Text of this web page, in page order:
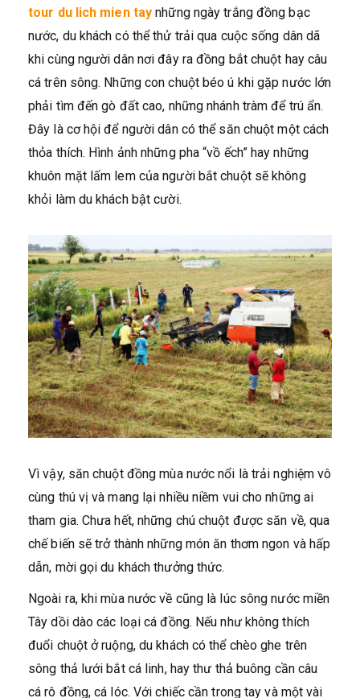
tour du lich mien tay những ngày trắng đồng bạc
nước, du khách có thể thử trải qua cuộc sống dân dã
khi cùng người dân nơi đây ra đồng bắt chuột hay câu
cá trên sông. Những con chuột béo ú khi gặp nước lớn
phải tìm đến gò đất cao, những nhánh tràm để trú ẩn.
Đây là cơ hội để người dân có thể săn chuột một cách
thỏa thích. Hình ảnh những pha “vồ ếch” hay những
khuôn mặt lấm lem của người bắt chuột sẽ không
khỏi làm du khách bật cười.
Vì vậy, săn chuột đồng mùa nước nổi là trải nghiệm vô
cùng thú vị và mang lại nhiều niềm vui cho những ai
tham gia. Chưa hết, những chú chuột được săn về, qua
chế biến sẽ trở thành những món ăn thơm ngon và hấp
dẫn, mời gọi du khách thưởng thức.
Ngoài ra, khi mùa nước về cũng là lúc sông nước miền
Tây dồi dào các loại cá đồng. Nếu như không thích
đuổi chuột ở ruộng, du khách có thể chèo ghe trên
sông thả lưới bắt cá linh, hay thư thả buông cần câu
cá rô đồng, cá lóc. Với chiếc cần trong tay và một vài